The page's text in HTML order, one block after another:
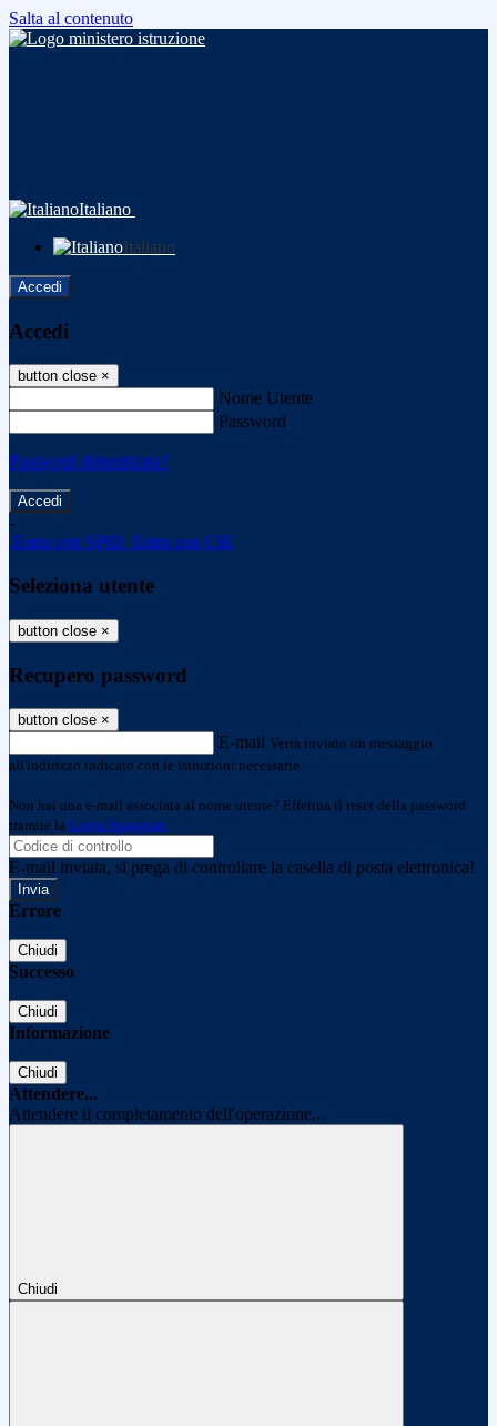
Salta al contenuto
Italiano
Italiano
Accedi
Accedi
button close ×
Nome Utente
Password
Password dimenticata?
-
Entra con SPID Entra con CIE
Seleziona utente
button close ×
Recupero password
button close ×
E-mail Verrà inviato un messaggio
all'indirizzo indicato con le istruzioni necessarie.
Non hai una e-mail associata al nome utente? Effettua il reset della password
tramite la Login Spaggiari
E-mail inviata, si prega di controllare la casella di posta elettronica!
Errore
Chiudi
Successo
Chiudi
Informazione
Chiudi
Attendere...
Attendere il completamento dell'operazione...
Chiudi